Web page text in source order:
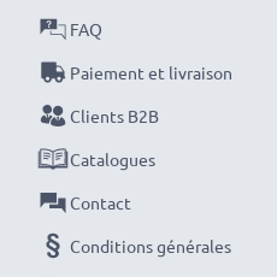
Ne ratez plus jamais un
batterie LCD intelligent et
Commandez dès
et une garantie de 3 ans !
FAQ
Paiement et livraison
Clients B2B
Catalogues
Contact
Conditions générales